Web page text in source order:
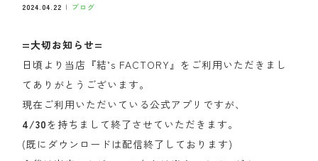
2024.04.22 ブログ
=大切お知らせ=
日頃より当店『結’s FACTORY』をご利用いただきまし
てありがとうございます。
現在ご利用いただいている公式アプリですが、
4/30を持ちまして終了させていただきます。
(既にダウンロードは配信終了しております)